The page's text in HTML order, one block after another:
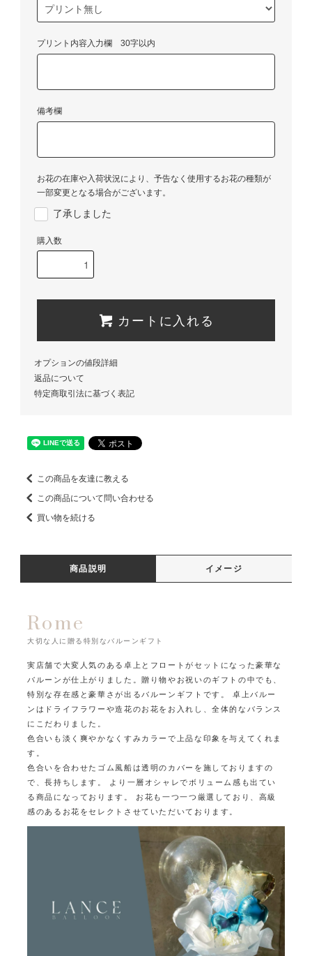
プリント内容入力欄 30字以内
備考欄
お花の在庫や入荷状況により、予告なく使用するお花の種類が
一部変更となる場合がございます。
了承しました
購入数
カートに入れる
オプションの値段詳細
返品について
特定商取引法に基づく表記
この商品を友達に教える
この商品について問い合わせる
買い物を続ける
商品説明 イメージ
Rome
大切な人に贈る特別なバルーンギフト
実店舗で大変人気のある卓上とフロートがセットになった豪華な
バルーンが仕上がりました。贈り物やお祝いのギフトの中でも、
特別な存在感と豪華さが出るバルーンギフトです。 卓上バルー
ンはドライフラワーや造花のお花をお入れし、全体的なバランス
にこだわりました。
色合いも淡く爽やかなくすみカラーで上品な印象を与えてくれま
す。
色合いを合わせたゴム風船は透明のカバーを施しておりますの
で、長持ちします。
より一層オシャレでボリューム感も出てい
る商品になっております。
お花も一つ一つ厳選しており、高級
感のあるお花をセレクトさせていただいております。